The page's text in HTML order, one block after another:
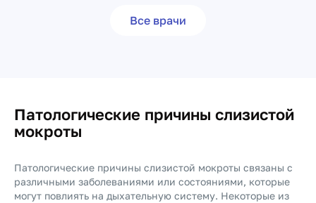
Все врачи
Патологические причины слизистой
мокроты
Патологические причины слизистой мокроты связаны с
различными заболеваниями или состояниями, которые
могут повлиять на дыхательную систему. Некоторые из